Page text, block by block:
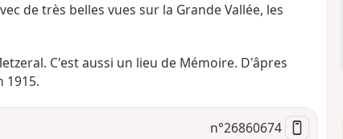
de très belles vues sur la Grande Vallée, les
C'est aussi un lieu de Mémoire. D'âpres
1915.
n°26860674